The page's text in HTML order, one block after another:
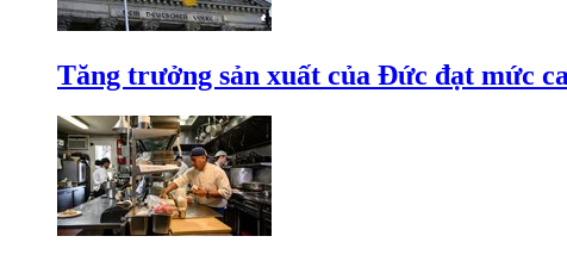
Tăng trưởng sản xuất của Đức đạt mức